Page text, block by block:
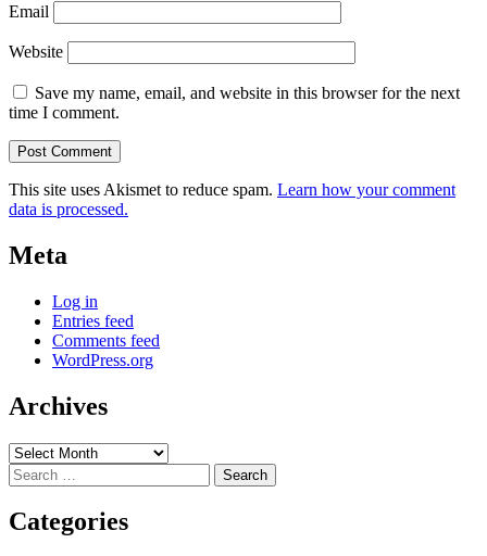
Email
Website
Save my name, email, and website in this browser for the next
time I comment.
This site uses Akismet to reduce spam. Learn how your comment
data is processed.
Meta
Log in
Entries feed
Comments feed
WordPress.org
Archives
Archives
Search
for:
Categories